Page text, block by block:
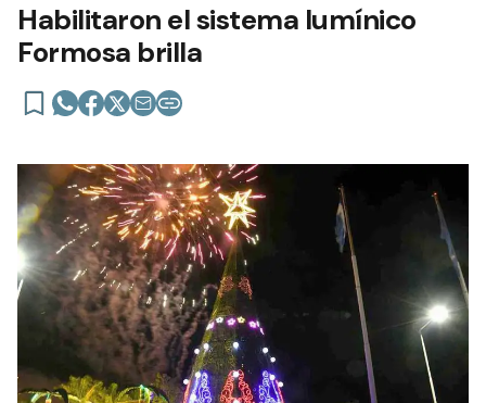
Habilitaron el sistema lumínico
Formosa brilla